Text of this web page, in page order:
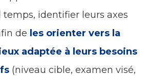
temps, identifier leurs axes
de les orienter vers la
adaptée à leurs besoins
(niveau cible, examen visé,